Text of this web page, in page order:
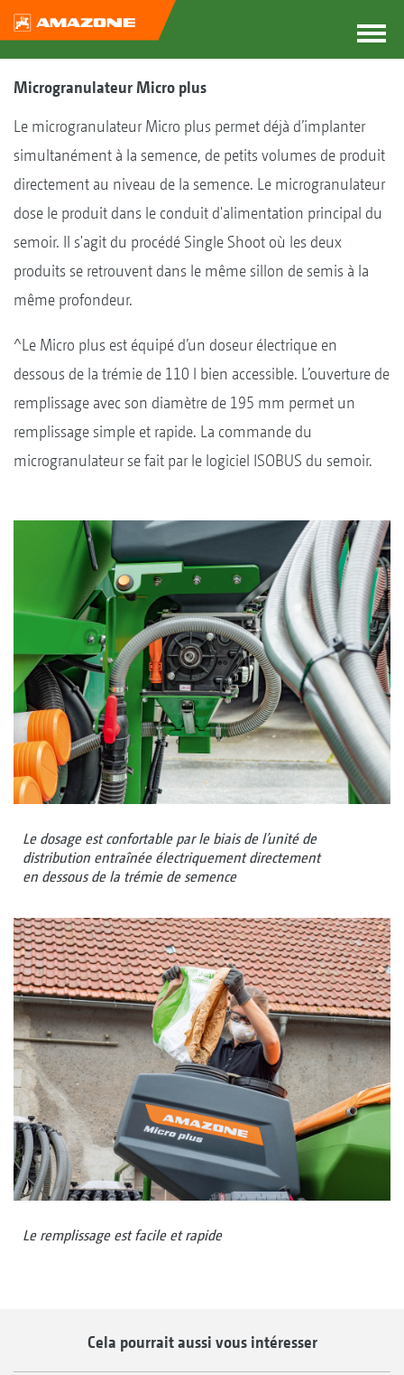
Microgranulateur Micro plus
Le microgranulateur Micro plus permet déjà d’implanter
simultanément à la semence, de petits volumes de produit
directement au niveau de la semence. Le microgranulateur
dose le produit dans le conduit d'alimentation principal du
semoir. Il s'agit du procédé Single Shoot où les deux
produits se retrouvent dans le même sillon de semis à la
même profondeur.
^Le Micro plus est équipé d’un doseur électrique en
dessous de la trémie de 110 l bien accessible. L’ouverture de
remplissage avec son diamètre de 195 mm permet un
remplissage simple et rapide. La commande du
microgranulateur se fait par le logiciel ISOBUS du semoir.
Le dosage est confortable par le biais de l’unité de
distribution entraînée électriquement directement
en dessous de la trémie de semence
Le remplissage est facile et rapide
Cela pourrait aussi vous intéresser